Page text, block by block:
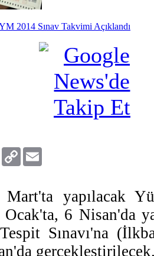
2014 Sınav Takvimi Açıklandı
LinkedIn
Copy
Link
yapılacak
Ocak'ta, 6 Nisan'da
Sınavı'na